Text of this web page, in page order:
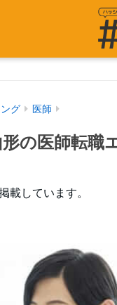
グ 医師
形の医師転職
載しています。